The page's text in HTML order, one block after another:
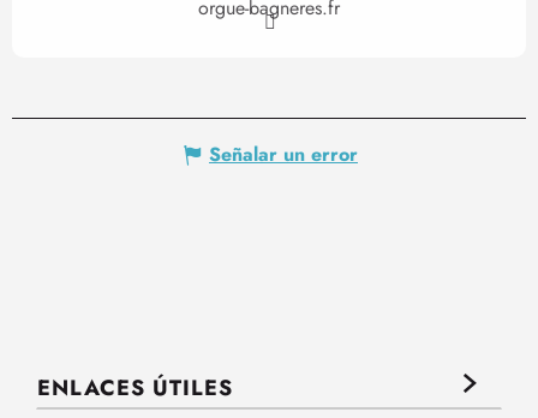
orgue-bagneres.fr
Señalar un error
ENLACES ÚTILES